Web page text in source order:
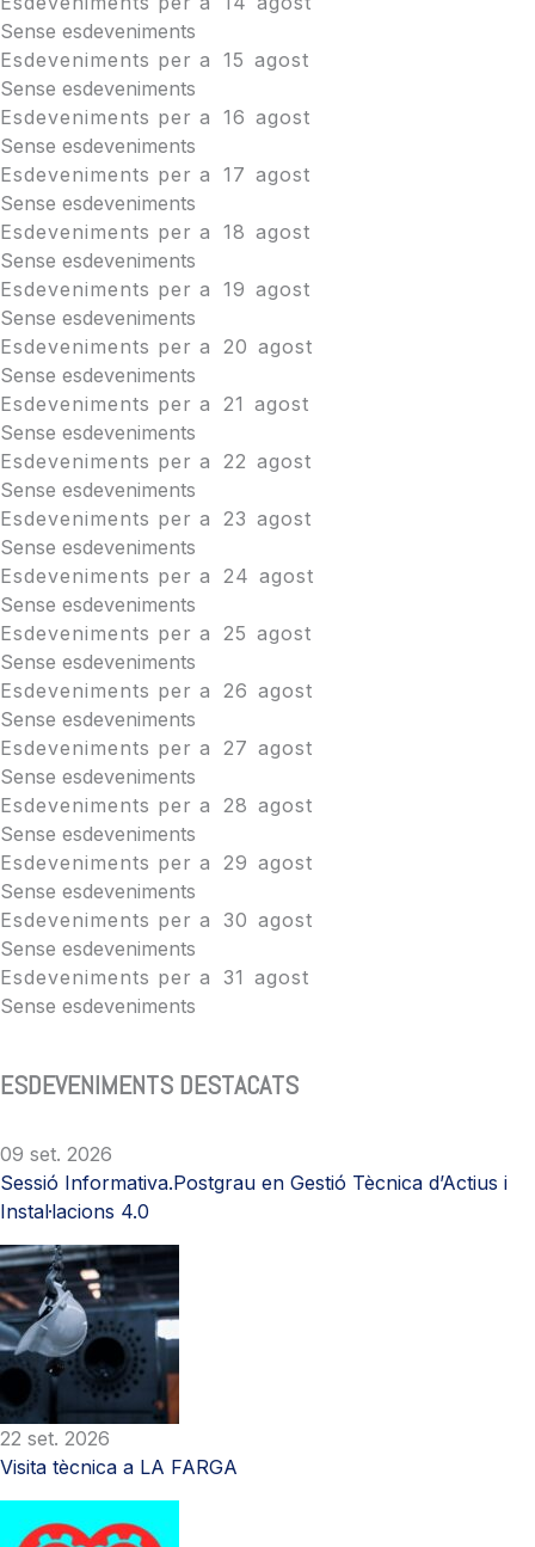
Sense esdeveniments
Esdeveniments per a 15 agost
Sense esdeveniments
Esdeveniments per a 16 agost
Sense esdeveniments
Esdeveniments per a 17 agost
Sense esdeveniments
Esdeveniments per a 18 agost
Sense esdeveniments
Esdeveniments per a 19 agost
Sense esdeveniments
Esdeveniments per a
20 agost
Sense esdeveniments
Esdeveniments per a
21 agost
Sense esdeveniments
Esdeveniments per a
22 agost
Sense esdeveniments
Esdeveniments per a
23 agost
Sense esdeveniments
Esdeveniments per a
24 agost
Sense esdeveniments
Esdeveniments per a
25 agost
Sense esdeveniments
Esdeveniments per a
26 agost
Sense esdeveniments
Esdeveniments per a
27 agost
Sense esdeveniments
Esdeveniments per a
28 agost
Sense esdeveniments
Esdeveniments per a
29 agost
Sense esdeveniments
Esdeveniments per a 30 agost
Sense esdeveniments
Esdeveniments per a 31 agost
Sense esdeveniments
ESDEVENIMENTS DESTACATS
09 set. 2026
Sessió Informativa.Postgrau en Gestió Tècnica d’Actius i
Instal·lacions 4.0
22 set. 2026
Visita tècnica a LA FARGA